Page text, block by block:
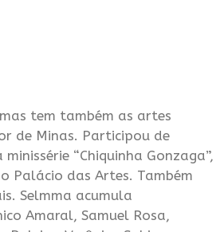
tem também as artes
de Minas. Participou de
“Chiquinha Gonzaga”,
Palácio das Artes. Também
Selmma acumula
Amaral, Samuel Rosa,